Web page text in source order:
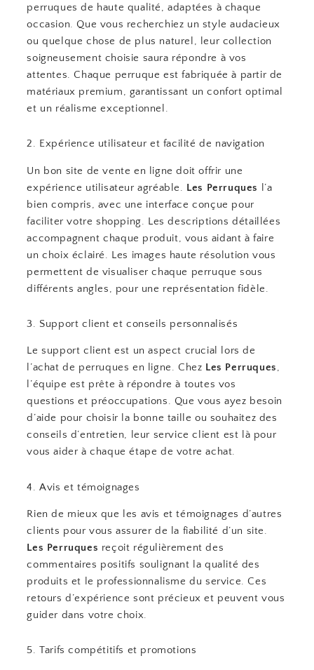
perruques de haute qualité, adaptées à chaque
occasion. Que vous recherchiez un style audacieux
ou quelque chose de plus naturel, leur collection
soigneusement choisie saura répondre à vos
attentes. Chaque perruque est fabriquée à partir de
matériaux premium, garantissant un confort optimal
et un réalisme exceptionnel.
2. Expérience utilisateur et facilité de navigation
Un bon site de vente en ligne doit offrir une
expérience utilisateur agréable. Les Perruques
l’a
bien compris, avec une interface conçue pour
faciliter votre shopping. Les descriptions détaillées
accompagnent chaque produit, vous aidant à faire
un choix éclairé. Les images haute résolution vous
permettent de visualiser chaque perruque sous
différents angles, pour une représentation fidèle.
3. Support client et conseils personnalisés
Le support client est un aspect crucial lors de
l’achat de perruques en ligne. Chez Les Perruques,
l’équipe est prête à répondre à toutes vos
questions et préoccupations. Que vous ayez besoin
d’aide pour choisir la bonne taille ou souhaitez des
conseils d’entretien, leur service client est là pour
vous aider à chaque étape de votre achat.
4. Avis et témoignages
Rien de mieux que les avis et témoignages d’autres
clients pour vous assurer de la fiabilité d’un site.
Les Perruques reçoit régulièrement des
commentaires positifs soulignant la qualité des
produits et le professionnalisme du service. Ces
retours d’expérience sont précieux et peuvent vous
guider dans votre choix.
5. Tarifs compétitifs et promotions